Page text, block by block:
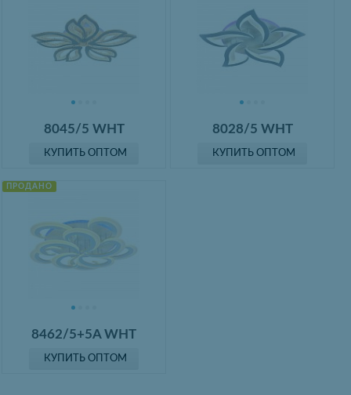
8045/5 WHT
КУПИТЬ ОПТОМ
8028/5 WHT
КУПИТЬ ОПТОМ
ПРОДАНО
8462/5+5A WHT
КУПИТЬ ОПТОМ